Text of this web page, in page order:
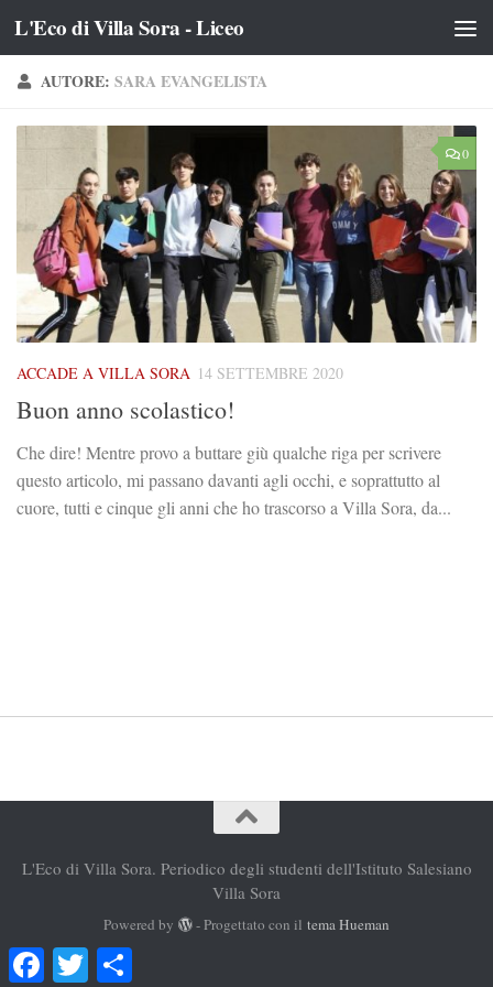
Salta al contenuto
L'Eco di Villa Sora - Liceo
AUTORE: SARA EVANGELISTA
0
ACCADE A VILLA SORA 14 SETTEMBRE 2020
Buon anno scolastico!
Che dire! Mentre provo a buttare giù qualche riga per scrivere
questo articolo, mi passano davanti agli occhi, e soprattutto al
cuore, tutti e cinque gli anni che ho trascorso a Villa Sora, da...
L'Eco di Villa Sora. Periodico degli studenti dell'Istituto Salesiano
Villa Sora
Powered by - Progettato con iltema Hueman
FacebookTwitter